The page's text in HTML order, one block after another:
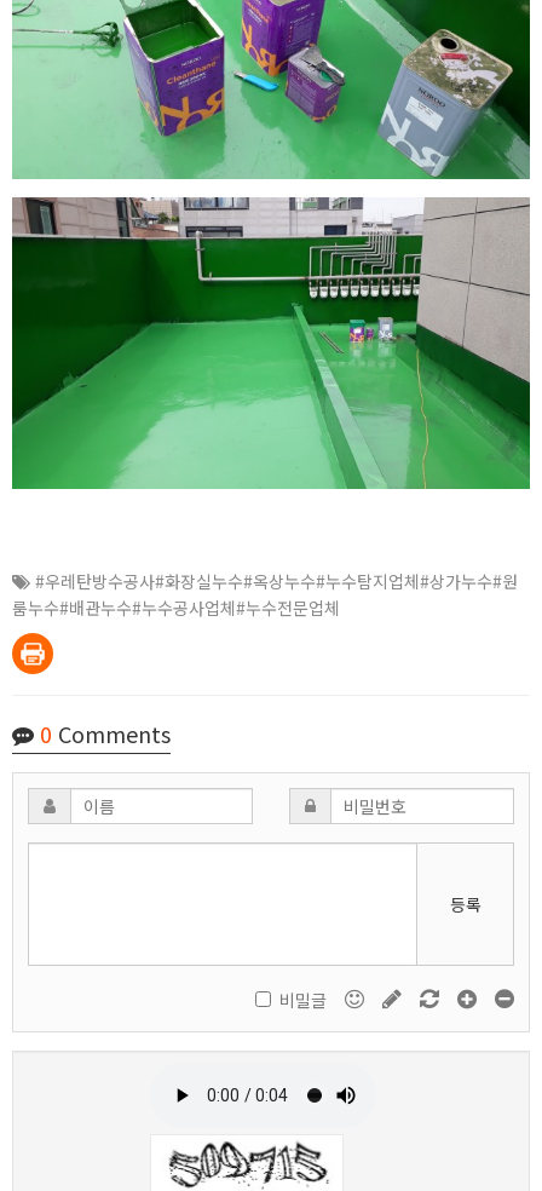
#우레탄방수공사#화장실누수#옥상누수#누수탐지업체#상가누수#원
룸누수#배관누수#누수공사업체#누수전문업체
0 Comments
등록
비밀글